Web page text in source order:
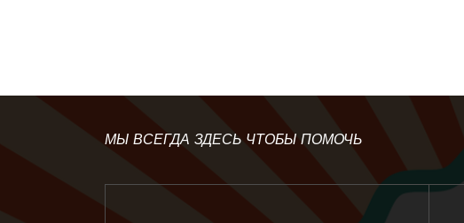
МЫ ВСЕГДА ЗДЕСЬ ЧТОБЫ ПОМОЧЬ